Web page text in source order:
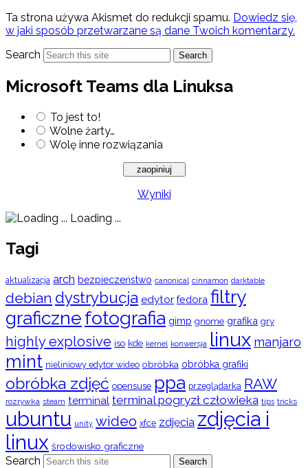
Ta strona używa Akismet do redukcji spamu. Dowiedz się,
w jaki sposób przetwarzane są dane Twoich komentarzy.
Search
Search
Microsoft Teams dla Linuksa
To jest to!
Wolne żarty…
Wolę inne rozwiązania
Wyniki
Loading ...
Tagi
aktualizacja arch bezpieczeństwo canonical cinnamon darktable
debian dystrybucja edytor fedora filtry
graficznefotografia gimp gnome grafika gry
highly explosive iso kde kernel konwersja linux manjaro
mint nieliniowy edytor wideo obróbka obróbka grafiki
obróbka zdjęć opensuse ppa przeglądarka RAW
rozrywka steam terminal terminal pogryzł człowieka tips tricks
ubuntu unity wideo xfce zdjęcia zdjęcia i
linux środowisko graficzne
Search Search